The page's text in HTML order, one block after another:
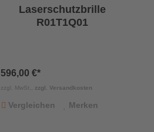
Laserschutzbrille
R01T1Q01
596,00 €*
zzgl. MwSt., zzgl. Versandkosten
Vergleichen Merken